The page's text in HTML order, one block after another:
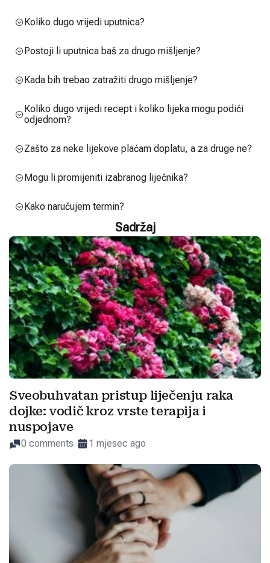
Koliko dugo vrijedi uputnica?
Postoji li uputnica baš za drugo mišljenje?
Kada bih trebao zatražiti drugo mišljenje?
Koliko dugo vrijedi recept i koliko lijeka mogu podići
odjednom?
Zašto za neke lijekove plaćam doplatu, a za druge ne?
Mogu li promijeniti izabranog liječnika?
Kako naručujem termin?
Sadržaj
Sveobuhvatan pristup liječenju raka
dojke: vodič kroz vrste terapija i
nuspojave
0 comments 1 mjesec ago